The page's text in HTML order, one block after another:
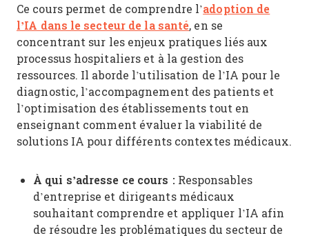
Ce cours permet de comprendre l’adoption de
l’IA dans le secteur de la santé, en se
concentrant sur les enjeux pratiques liés aux
processus hospitaliers et à la gestion des
ressources. Il aborde l’utilisation de l’IA pour le
diagnostic, l’accompagnement des patients et
l’optimisation des établissements tout en
enseignant comment évaluer la viabilité de
solutions IA pour différents contextes médicaux.
À qui s’adresse ce cours :Responsables
d’entreprise et dirigeants médicaux
souhaitant comprendre et appliquer l’IA afin
de résoudre les problématiques du secteur de